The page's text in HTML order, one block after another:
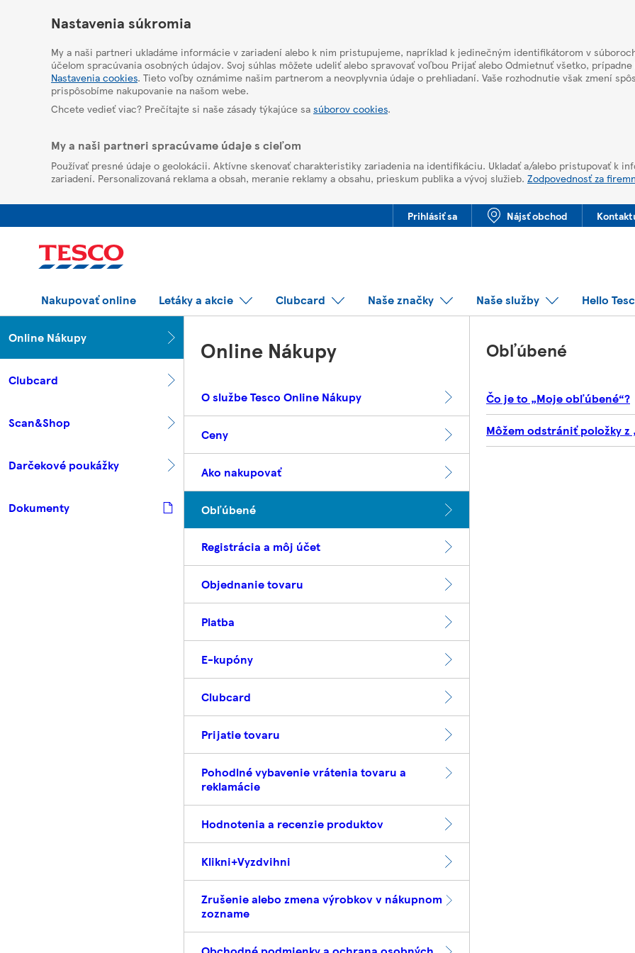
HelpPage
Nastavenia súkromia
My a naši partneri ukladáme informácie v zariadení alebo k nim pristupujeme, napríklad k jedinečným identifikátorom v
účelom spracúvania osobných údajov. Svoj súhlas môžete udeliť alebo spravovať voľbou Prijať alebo Odmietnuť všetko,
Nastavenia cookies. Tieto voľby oznámime našim partnerom a neovplyvnia údaje o prehliadaní. Vaše rozhodnutie však zmení
prispôsobíme nakupovanie na našom webe.
Chcete vedieť viac? Prečítajte si naše zásady týkajúce sa súborov cookies.
My a naši partneri spracúvame údaje s cieľom
Používať presné údaje o geolokácii. Aktívne skenovať charakteristiky zariadenia na identifikáciu. Ukladať a/alebo pristupovať k
zariadení. Personalizovaná reklama a obsah, meranie reklamy a obsahu, prieskum publika a vývoj služieb. Zodpovednosť za
Prihlásiť sa Nájsť obchod
Nakupovať online Letáky a akcie Clubcard Naše značky Naše služby Hello
Online Nákupy
Clubcard
Scan&Shop
Darčekové poukážky
Dokumenty
Online Nákupy
O službe Tesco Online Nákupy
Ceny
Ako nakupovať
Obľúbené
Registrácia a môj účet
Objednanie tovaru
Platba
E-kupóny
Clubcard
Prijatie tovaru
Pohodlné vybavenie vrátenia tovaru a
reklamácie
Hodnotenia a recenzie produktov
Klikni+Vyzdvihni
Zrušenie alebo zmena výrobkov v nákupnom
zozname
Obľúbené
Čo je to „Moje obľúbené“?
Môžem odstrániť položky z